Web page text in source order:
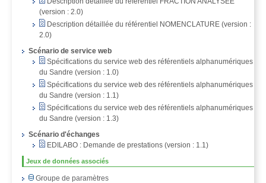
(version : 2.0)
Description détaillée du référentiel NOMENCLATURE (version :
2.0)
Scénario de service web
Spécifications du service web des référentiels alphanumériques
du Sandre (version : 1.0)
Spécifications du service web des référentiels alphanumériques
du Sandre (version : 1.1)
Spécifications du service web des référentiels alphanumériques
du Sandre (version : 1.3)
Scénario d'échanges
EDILABO : Demande de prestations (version : 1.1)
Jeux de données associés
Groupe de paramètres